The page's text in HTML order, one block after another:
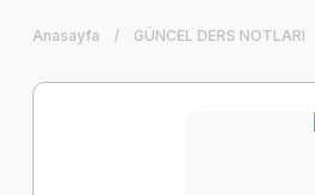
Anasayfa GÜNCEL DERS NOTLARI